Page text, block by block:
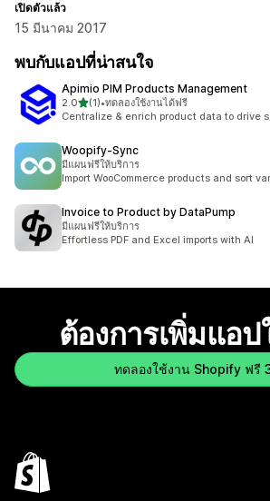
เปิดตัวแล้ว
15 มีนาคม 2017
พบกับแอปที่น่าสนใจ
Apimio PIM Products Management
2.0เต็ม 5 ดาว
(1)
ทั้งหมด 1 รีวิว
•ทดลองใช้งานได้ฟรี
Centralize & enrich product data to drive
Woopify‑Sync
มีแผนฟรีให้บริการ
Import WooCommerce products and sort
Invoice to Product by DataPump
มีแผนฟรีให้บริการ
Effortless PDF and Excel imports with AI
ต้องการเพิ่มแอ
ทดลองใช้งาน Shopify ฟรี